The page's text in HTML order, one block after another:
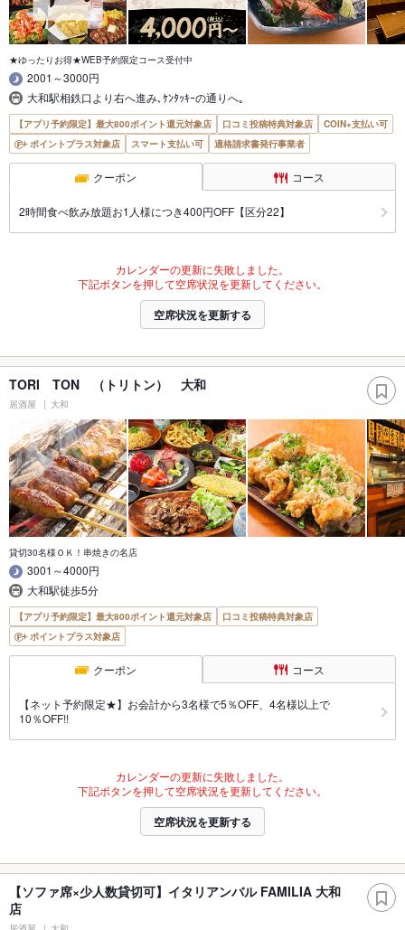
★ゆったりお得★WEB予約限定コース受付中
2001～3000円
大和駅相鉄口より右へ進み､ｹﾝﾀｯｷｰの通りへ｡
【アプリ予約限定】最大800ポイント還元対象店 口コミ投稿特典対象店
COIN+支払い可
ポイントプラス対象店
スマート支払い可 適格請求書発行事業者
クーポン コース
2時間食べ飲み放題お1人様につき400円OFF【区分22】
カレンダーの更新に失敗しました。
下記ボタンを押して空席状況を更新してください。
空席状況を更新する
TORI TON （トリトン） 大和
居酒屋 大和
貸切30名様ＯＫ！串焼きの名店
3001～4000円
大和駅徒歩5分
【アプリ予約限定】最大800ポイント還元対象店
口コミ投稿特典対象店
ポイントプラス対象店
クーポン コース
【ネット予約限定★】お会計から3名様で5％OFF、4名様以上で
10％OFF!!
カレンダーの更新に失敗しました。
下記ボタンを押して空席状況を更新してください。
空席状況を更新する
【ソファ席×少人数貸切可】イタリアンバル FAMILIA 大和
店